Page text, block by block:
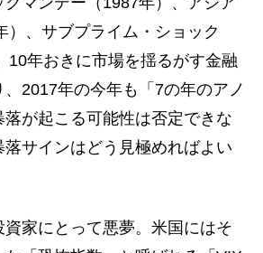
）、サブプライム・ショック
10年おきに市場を揺るがす金融
2017年の今年も「7の年のアノ
が起こる可能性は否定できな
サインはどう見極めればよい
家にとって悪夢。米国にはそ